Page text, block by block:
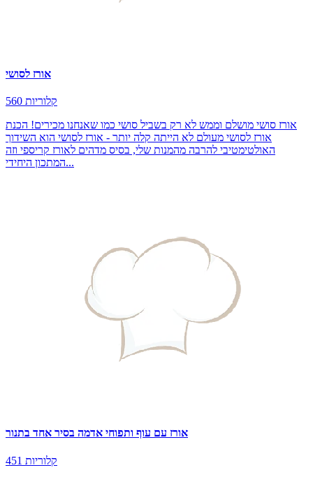
אורז לסושי
560 קלוריות
אורז סושי מושלם וממש לא רק בשביל סושי כמו שאנחנו מכירים! הכנת
אורז לסושי מעולם לא הייתה קלה יותר - אורז לסושי הוא השידוך
האולטימטיבי להרבה מהמנות שלי, בסיס מדהים לאורז קריספי וזה
המתכון היחידי...
אורז עם עוף ותפוחי אדמה בסיר אחד בתנור
451 קלוריות